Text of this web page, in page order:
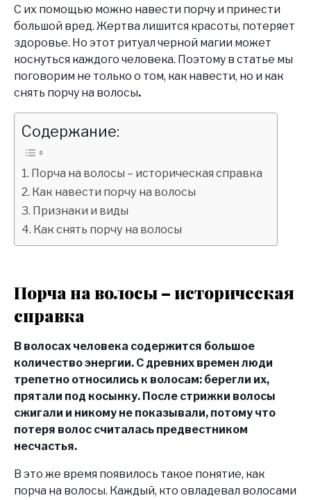
С их помощью можно навести порчу и принести
большой вред. Жертва лишится красоты, потеряет
здоровье. Но этот ритуал черной магии может
коснуться каждого человека. Поэтому в статье мы
поговорим не только о том, как навести, но и как
снять порчу на волосы.
Содержание:
Порча на волосы – историческая справка
Как навести порчу на волосы
Признаки и виды
Как снять порчу на волосы
Порча на волосы – историческая
справка
В волосах человека содержится большое
количество энергии. С древних времен люди
трепетно относились к волосам: берегли их,
прятали под косынку. После стрижки волосы
сжигали и никому не показывали, потому что
потеря волос считалась предвестником
несчастья.
В это же время появилось такое понятие, как
порча на волосы. Каждый, кто овладевал волосами